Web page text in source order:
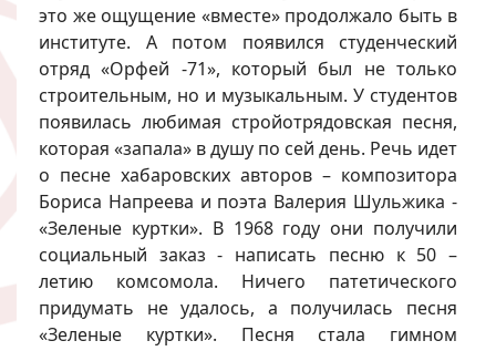
это же ощущение «вместе» продолжало быть в
институте. А потом появился студенческий
отряд «Орфей -71», который был не только
строительным, но и музыкальным. У студентов
появилась любимая стройотрядовская песня,
которая «запала» в душу по сей день. Речь идет
о песне хабаровских авторов – композитора
Бориса Напреева и поэта Валерия Шульжика -
«Зеленые куртки». В 1968 году они получили
социальный заказ - написать песню к 50 –
летию комсомола. Ничего патетического
придумать не удалось, а получилась песня
«Зеленые куртки». Песня стала гимном